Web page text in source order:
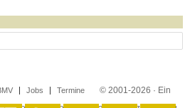
Jobs Termine
© 2001-2026 · Ein